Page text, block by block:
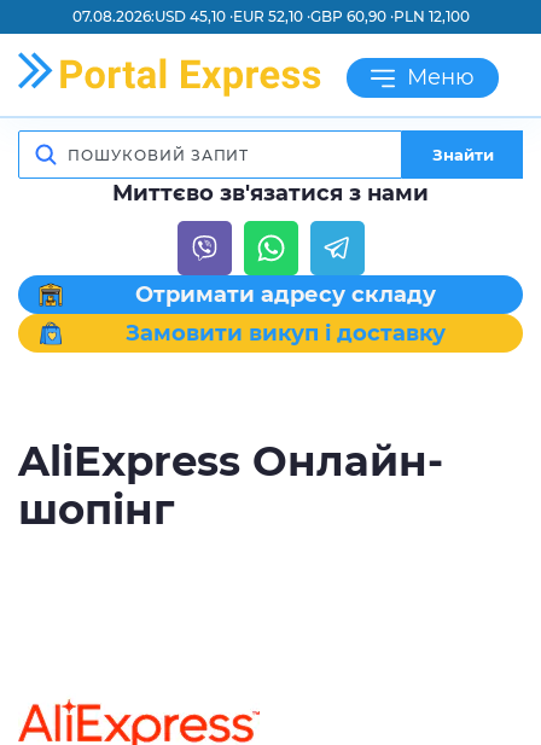
07.08.2026:USD 45,10 ·EUR 52,10 ·GBP 60,90 ·PLN 12,100
Меню
Знайти
Миттєво зв'язатися з нами
Отримати адресу складу
Замовити викуп і доставку
AliExpress Онлайн-
шопінг